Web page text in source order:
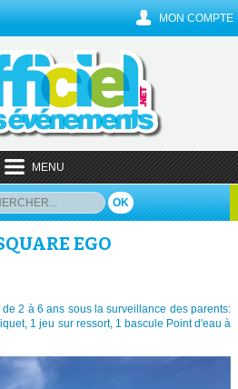
MON COMPTE
MENU
OK
EGO
2 à 6 ans sous la surveillance des parents:
1 jeu sur ressort, 1 bascule Point d'eau à